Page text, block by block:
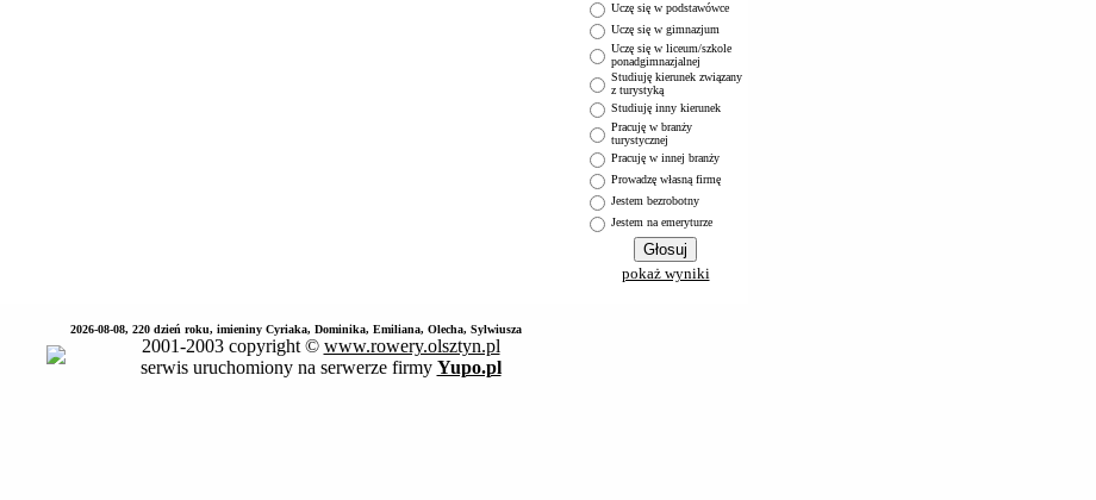
Uczę się w podstawówce
Uczę się w gimnazjum
Uczę się w liceum/szkole
ponadgimnazjalnej
Studiuję kierunek związany
z turystyką
Studiuję inny kierunek
Pracuję w branży
turystycznej
Pracuję w innej branży
Prowadzę własną firmę
Jestem bezrobotny
Jestem na emeryturze
pokaż wyniki
2026-08-08, 220 dzień roku, imieniny Cyriaka, Dominika, Emiliana, Olecha, Sylwiusza
2001-2003 copyright © www.rowery.olsztyn.pl
serwis uruchomiony na serwerze firmy Yupo.pl